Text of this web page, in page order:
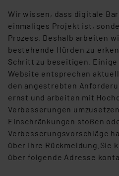
Wir wissen, dass digitale
einmaliges Projekt ist,
Prozess. Deshalb arbeiten
bestehende Hürden zu
Schritt zu beseitigen.
Website entsprechen
den angestrebten
ernst und arbeiten mit
Verbesserungen
Einschränkungen stoßen
Verbesserungsvorschläge
über Ihre Rückmeldung.Sie
über folgende Adresse